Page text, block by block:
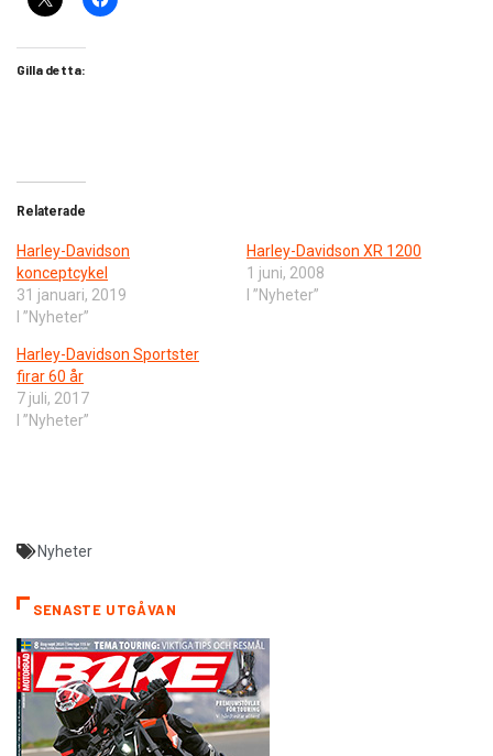
Gilla detta:
Relaterade
Harley-Davidson
konceptcykel
31 januari, 2019
I ”Nyheter”
Harley-Davidson XR 1200
1 juni, 2008
I ”Nyheter”
Harley-Davidson Sportster
firar 60 år
7 juli, 2017
I ”Nyheter”
Nyheter
SENASTE UTGÅVAN